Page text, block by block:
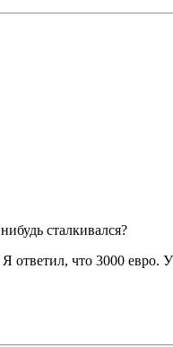
сталкивался?
что 3000 евро.